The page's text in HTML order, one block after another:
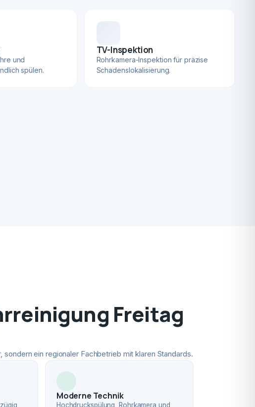
und
spülen.
TV-Inspektion
Rohrkamera-Inspektion für präzise
Schadenslokalisierung.
Freitag
sondern ein regionaler Fachbetrieb mit klaren Standards.
Moderne Technik
Hochdruckspülung, Rohrkamera und